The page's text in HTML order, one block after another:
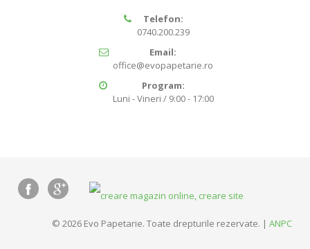
Telefon:
0740.200.239
Email:
office@evopapetarie.ro
Program:
Luni - Vineri / 9:00 - 17:00
© 2026 Evo Papetarie. Toate drepturile rezervate. | ANPC